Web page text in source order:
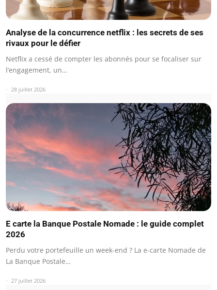
Analyse de la concurrence netflix : les secrets de ses
rivaux pour le défier
Netflix a cessé de compter les abonnés pour se focaliser sur
l’engagement, un…
28 juillet 2026
E carte la Banque Postale Nomade : le guide complet
2026
Perdu votre portefeuille un week-end ? La e-carte Nomade de
La Banque Postale…
27 juillet 2026